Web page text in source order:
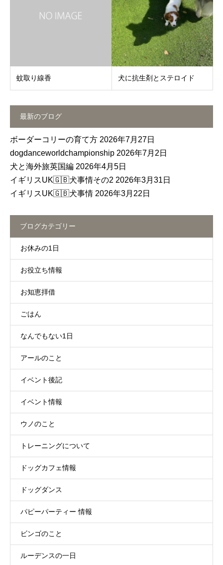
蚊取り線香 犬に抗生剤とステロイド
最新のブログ
ボーダーコリーの育て方 2026年7月27日
dogdanceworldchampionship 2026年7月2日
犬と海外旅英国編 2026年4月5日
イギリスUK🇬🇧犬事情その2 2026年3月31日
イギリスUK🇬🇧犬事情 2026年3月22日
ブログカテゴリー
お休みの1日
お役立ち情報
お知恵拝借
ごはん
なんでもない1日
アールのこと
イベント後記
イベント情報
ウノのこと
トレーニングについて
ドッグカフェ情報
ドッグダンス
パピーパーティー 情報
ビンゴのこと
ルーデンスの一日